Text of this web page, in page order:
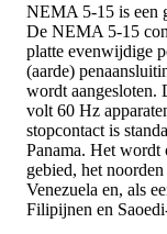
NEMA 5-15 is een
De NEMA 5-15
platte evenwijdige
(aarde)
wordt aangesloten.
volt 60 Hz
stopcontact is
Panama. Het
gebied, het
Venezuela en, als
Filipijnen en